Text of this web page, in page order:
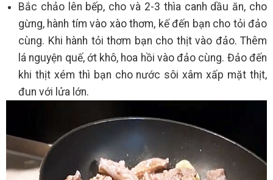
Bắc chảo lên bếp, cho và 2-3 thìa canh dầu ăn, cho
gừng, hành tím vào xào thơm, kế đến bạn cho tỏi đảo
cùng. Khi hành tỏi thơm bạn cho thịt vào đảo. Thêm
lá nguyện quế, ớt khô, hoa hồi vào đảo cùng. Đảo đến
khi thịt xém thì bạn cho nước sôi xâm xấp mặt thịt,
đun với lửa lớn.